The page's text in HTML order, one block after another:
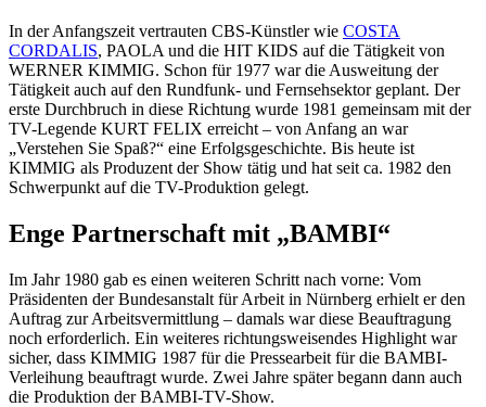
In der Anfangszeit vertrauten CBS-Künstler wie COSTA
CORDALIS, PAOLA und die HIT KIDS auf die Tätigkeit von
WERNER KIMMIG. Schon für 1977 war die Ausweitung der
Tätigkeit auch auf den Rundfunk- und Fernsehsektor geplant. Der
erste Durchbruch in diese Richtung wurde 1981 gemeinsam mit der
TV-Legende KURT FELIX erreicht – von Anfang an war
„Verstehen Sie Spaß?“ eine Erfolgsgeschichte. Bis heute ist
KIMMIG als Produzent der Show tätig und hat seit ca. 1982 den
Schwerpunkt auf die TV-Produktion gelegt.
Enge Partnerschaft mit „BAMBI“
Im Jahr 1980 gab es einen weiteren Schritt nach vorne: Vom
Präsidenten der Bundesanstalt für Arbeit in Nürnberg erhielt er den
Auftrag zur Arbeitsvermittlung – damals war diese Beauftragung
noch erforderlich. Ein weiteres richtungsweisendes Highlight war
sicher, dass KIMMIG 1987 für die Pressearbeit für die BAMBI-
Verleihung beauftragt wurde. Zwei Jahre später begann dann auch
die Produktion der BAMBI-TV-Show.